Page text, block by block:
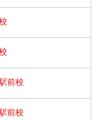
前校
前校